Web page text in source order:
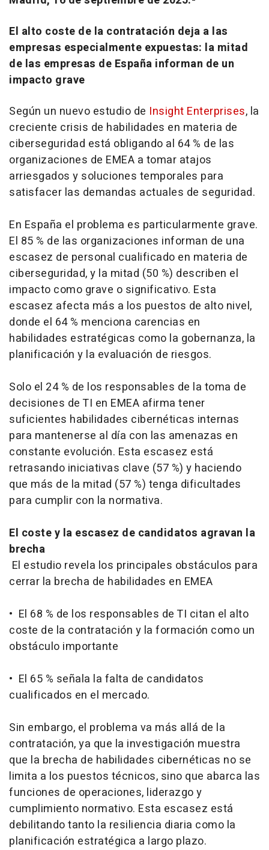
El alto coste de la contratación deja a las
empresas especialmente expuestas: la mitad
de las empresas de España informan de un
impacto grave
Según un nuevo estudio de Insight Enterprises, la
creciente crisis de habilidades en materia de
ciberseguridad está obligando al 64 % de las
organizaciones de EMEA a tomar atajos
arriesgados y soluciones temporales para
satisfacer las demandas actuales de seguridad.
En España el problema es particularmente grave.
El 85 % de las organizaciones informan de una
escasez de personal cualificado en materia de
ciberseguridad, y la mitad (50 %) describen el
impacto como grave o significativo. Esta
escasez afecta más a los puestos de alto nivel,
donde el 64 % menciona carencias en
habilidades estratégicas como la gobernanza, la
planificación y la evaluación de riesgos.
Solo el 24 % de los responsables de la toma de
decisiones de TI en EMEA afirma tener
suficientes habilidades cibernéticas internas
para mantenerse al día con las amenazas en
constante evolución. Esta escasez está
retrasando iniciativas clave (57 %) y haciendo
que más de la mitad (57 %) tenga dificultades
para cumplir con la normativa.
El coste y la escasez de candidatos agravan la
brecha
El estudio revela los principales obstáculos para
cerrar la brecha de habilidades en EMEA
• El 68 % de los responsables de TI citan el alto
coste de la contratación y la formación como un
obstáculo importante
• El 65 % señala la falta de candidatos
cualificados en el mercado.
Sin embargo, el problema va más allá de la
contratación, ya que la investigación muestra
que la brecha de habilidades cibernéticas no se
limita a los puestos técnicos, sino que abarca las
funciones de operaciones, liderazgo y
cumplimiento normativo. Esta escasez está
debilitando tanto la resiliencia diaria como la
planificación estratégica a largo plazo.